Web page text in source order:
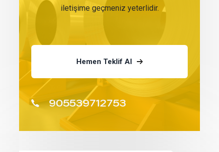
iletişime geçmeniz yeterlidir.
Hemen Teklif Al
905539712753